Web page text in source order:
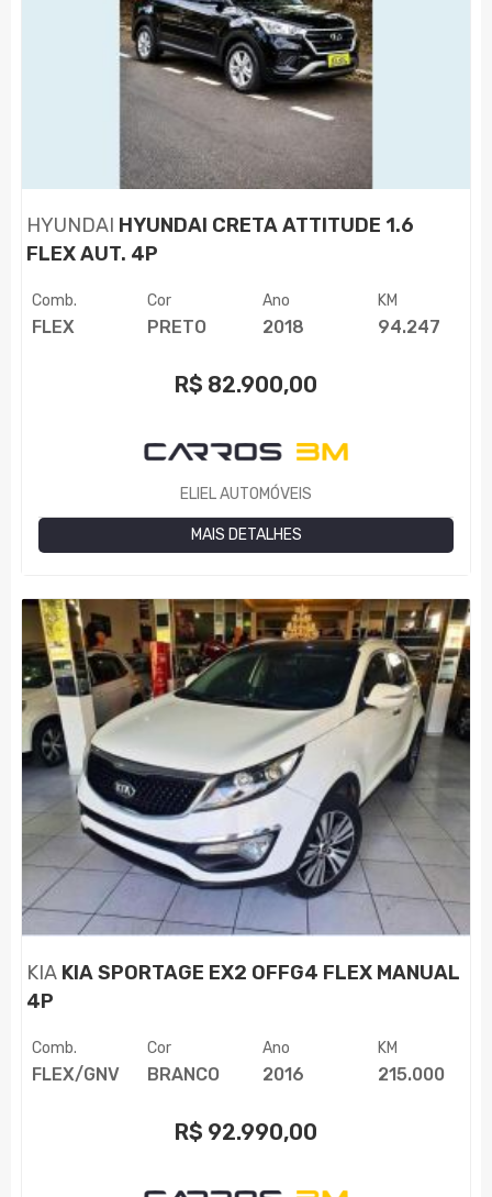
HYUNDAI HYUNDAI CRETA ATTITUDE 1.6
FLEX AUT. 4P
Comb.
FLEX
Cor
PRETO
Ano
2018
KM
94.247
R$ 82.900,00
ELIEL AUTOMÓVEIS
MAIS DETALHES
KIA KIA SPORTAGE EX2 OFFG4 FLEX MANUAL
4P
Comb.
FLEX/GNV
Cor
BRANCO
Ano
2016
KM
215.000
R$ 92.990,00